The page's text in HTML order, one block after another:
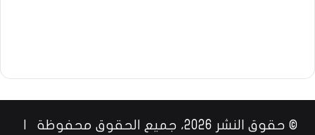
© حقوق النشر 2026، جميع الحقوق محفوظة |